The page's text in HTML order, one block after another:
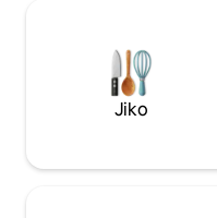
Jiko